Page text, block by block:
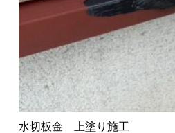
水切板金 上塗り施工